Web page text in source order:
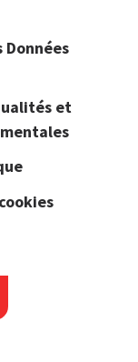
et